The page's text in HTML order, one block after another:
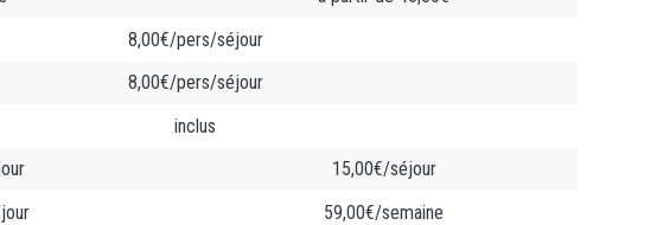
8,00€/pers/séjour
8,00€/pers/séjour
inclus
15,00€/séjour
59,00€/semaine